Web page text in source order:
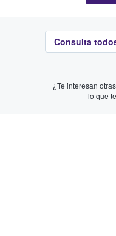
Consulta
¿Te interesan
lo que